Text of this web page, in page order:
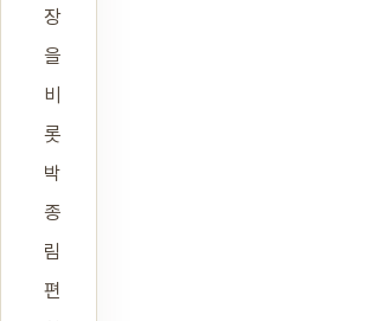
장
을
비
롯
박
종
림
편